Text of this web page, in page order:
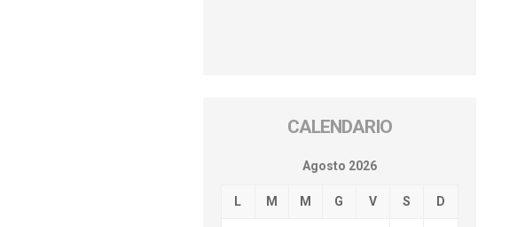
CALENDARIO
Agosto 2026
L M M G V S D